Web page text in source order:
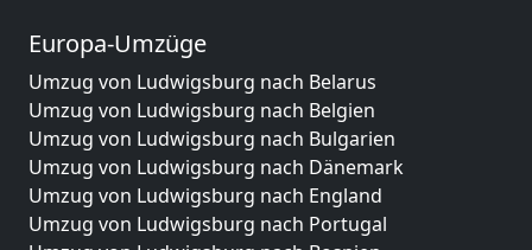
Europa-Umzüge
Umzug von Ludwigsburg nach Belarus
Umzug von Ludwigsburg nach Belgien
Umzug von Ludwigsburg nach Bulgarien
Umzug von Ludwigsburg nach Dänemark
Umzug von Ludwigsburg nach England
Umzug von Ludwigsburg nach Portugal